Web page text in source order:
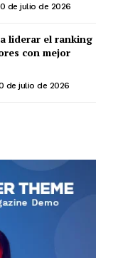
de julio de 2026
liderar el ranking
con mejor
de julio de 2026